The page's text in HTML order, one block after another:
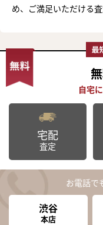
め、ご満足いただける
宅配
査定
お電話で
渋谷
本店